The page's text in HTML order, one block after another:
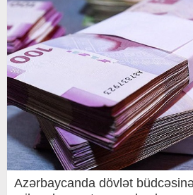
Azərbaycanda dövlət